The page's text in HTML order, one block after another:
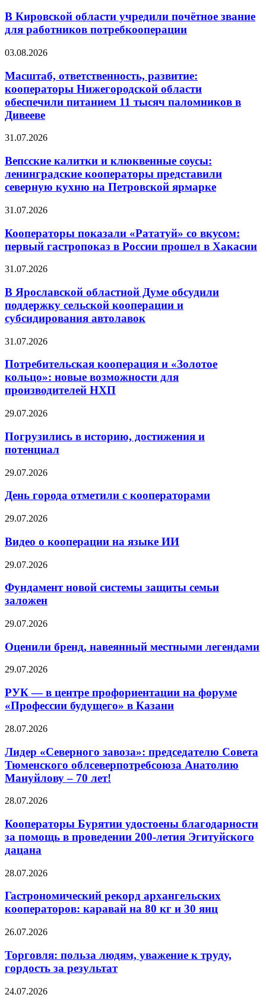
В Кировской области учредили почётное звание
для работников потребкооперации
03.08.2026
Масштаб, ответственность, развитие:
кооператоры Нижегородской области
обеспечили питанием 11 тысяч паломников в
Дивееве
31.07.2026
Вепсские калитки и клюквенные соусы:
ленинградские кооператоры представили
северную кухню на Петровской ярмарке
31.07.2026
Кооператоры показали «Рататуй» со вкусом:
первый гастропоказ в России прошел в Хакасии
31.07.2026
В Ярославской областной Думе обсудили
поддержку сельской кооперации и
субсидирования автолавок
31.07.2026
Потребительская кооперация и «Золотое
кольцо»: новые возможности для
производителей НХП
29.07.2026
Погрузились в историю, достижения и
потенциал
29.07.2026
День города отметили с кооператорами
29.07.2026
Видео о кооперации на языке ИИ
29.07.2026
Фундамент новой системы защиты семьи
заложен
29.07.2026
Оценили бренд, навеянный местными легендами
29.07.2026
РУК — в центре профориентации на форуме
«Профессии будущего» в Казани
28.07.2026
Лидер «Северного завоза»: председателю Совета
Тюменского облсеверпотребсоюза Анатолию
Мануйлову – 70 лет!
28.07.2026
Кооператоры Бурятии удостоены благодарности
за помощь в проведении 200-летия Эгитуйского
дацана
28.07.2026
Гастрономический рекорд архангельских
кооператоров: каравай на 80 кг и 30 яиц
26.07.2026
Торговля: польза людям, уважение к труду,
гордость за результат
24.07.2026